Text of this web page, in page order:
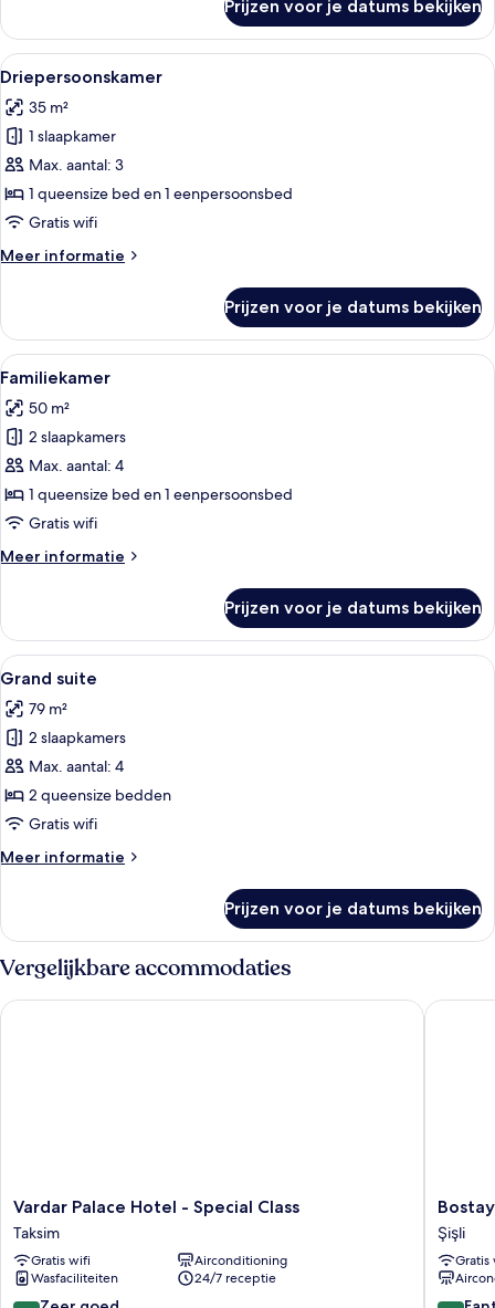
tweepersoonskamer
Prijzen voor je datums bekijken
Alle
foto's
voor
Driepersoonskamer
laden
Een hotelkamer met twee bedden,
10
Driepersoonskamer
35 m²
1 slaapkamer
Max. aantal: 3
1 queensize bed en 1 eenpersoonsbed
Gratis wifi
Meer informatie
Meer
Prijzen voor je datums bekijken
Alle
foto's
voor
Familiekamer
laden
Een hotelkamer met een bed, een
17
Familiekamer
50 m²
2 slaapkamers
Max. aantal: 4
1 queensize bed en 1 eenpersoonsbed
Gratis wifi
Meer informatie
Meer
Prijzen voor je datums bekijken
Alle
foto's
voor
Grand
suite
laden
Een hotelkamer met een groot bed,
13
Grand suite
79 m²
2 slaapkamers
Max. aantal: 4
2 queensize bedden
Gratis wifi
Meer informatie
Meer
suite
Prijzen voor je datums bekijken
Vergelijkbare accommodaties
Vardar
Palace
Hotel
-
Special
Class
Vardar Palace Hotel - Special Class
Taksim
Gratis wifi
Airconditioning
Wasfaciliteiten
24/7 receptie
Vardar Palace Hotel - Special Class
Bostay
Hotel
Şişli
Şişli
Gratis
Bostay